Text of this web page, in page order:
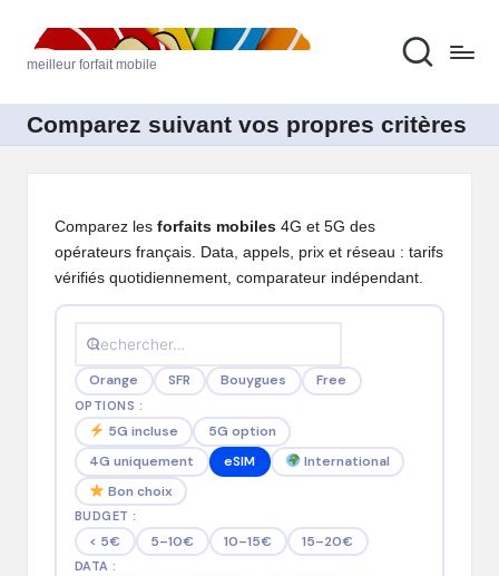
M
ll
meilleur forfait mobile
Comparez suivant vos propres critères
Comparez les forfaits mobiles 4G et 5G des
opérateurs français. Data, appels, prix et réseau : tarifs
vérifiés quotidiennement, comparateur indépendant.
Orange SFR Bouygues Free
OPTIONS :
5G incluse
5G option
4G uniquement
eSIM
International
Bon choix
BUDGET :
< 5€ 5–10€ 10–15€ 15–20€
DATA :